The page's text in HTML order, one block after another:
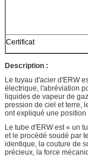
Certificat
Description :
Le tuyau d'acier d'ERW
électrique, l'abréviation
liquides de vapeur de
pression de ciel et terre,
ont expliqué une
Le tube d'ERW est « un
et le procédé soudé par
identique, la couture de
précieux, la force